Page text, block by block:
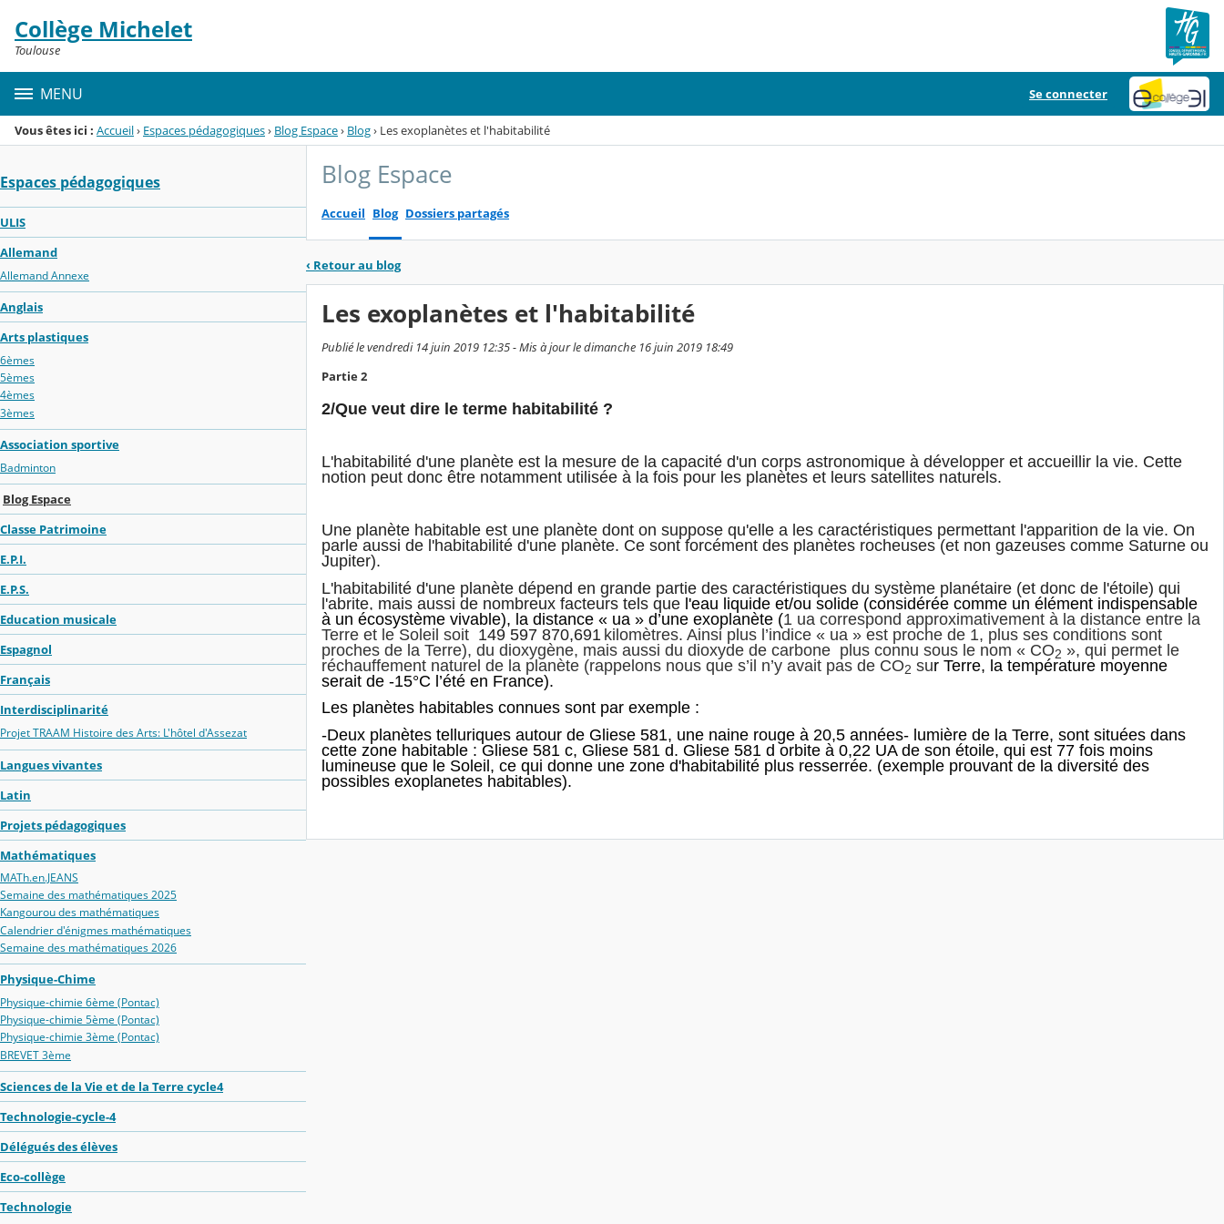
Menu de la rubrique
Contenu
Collège Michelet
Toulouse
MENU Se connecter
Vous êtes ici : Accueil› Espaces pédagogiques› Blog Espace› Blog› Les exoplanètes et l'habitabilité
Espaces pédagogiques
ULIS
Allemand
Allemand Annexe
Anglais
Arts plastiques
6èmes
5èmes
4èmes
3èmes
Association sportive
Badminton
Blog Espace
Classe Patrimoine
E.P.I.
E.P.S.
Education musicale
Espagnol
Français
Interdisciplinarité
Projet TRAAM Histoire des Arts: L'hôtel d'Assezat
Langues vivantes
Latin
Projets pédagogiques
Mathématiques
MATh.en.JEANS
Semaine des mathématiques 2025
Kangourou des mathématiques
Calendrier d'énigmes mathématiques
Semaine des mathématiques 2026
Physique-Chime
Physique-chimie 6ème (Pontac)
Physique-chimie 5ème (Pontac)
Physique-chimie 3ème (Pontac)
BREVET 3ème
Sciences de la Vie et de la Terre cycle4
Technologie-cycle-4
Délégués des élèves
Eco-collège
Technologie
Blog Espace
Accueil Blog Dossiers partagés
‹ Retour au blog
Les exoplanètes et l'habitabilité
Publié le vendredi 14 juin 2019 12:35 - Mis à jour le dimanche 16 juin 2019 18:49
Partie 2
2/Que veut dire le terme habitabilité ?
L'habitabilité d'une planète est la mesure de la capacité d'un corps astronomique à développer et accueillir la vie. Cette
notion peut donc être notamment utilisée à la fois pour les planètes et leurs satellites naturels.
Une planète habitable est une planète dont on suppose qu'elle a les caractéristiques permettant l'apparition de la vie. On
parle aussi de l'habitabilité d'une planète. Ce sont forcément des planètes rocheuses (et non gazeuses comme Saturne ou
Jupiter).
L'habitabilité d'une planète dépend en grande partie des caractéristiques du système planétaire (et donc de l'étoile) qui
l'abrite, mais aussi de nombreux facteurs tels que l'eau liquide et/ou solide (considérée comme un élément indispensable
à un écosystème vivable), la distance « ua » d’une exoplanète (1 ua correspond approximativement à la distance entre la
Terre et le Soleil soit 149 597 870,691 kilomètres. Ainsi plus l’indice « ua » est proche de 1, plus ses conditions sont
proches de la Terre), du dioxygène, mais aussi du dioxyde de carbone plus connu sous le nom « CO2 », qui permet le
réchauffement naturel de la planète (rappelons nous que s’il n’y avait pas de CO2 sur Terre, la température moyenne
serait de -15°C l’été en France).
Les planètes habitables connues sont par exemple :
-Deux planètes telluriques autour de Gliese 581, une naine rouge à 20,5 années- lumière de la Terre, sont situées dans
cette zone habitable : Gliese 581 c, Gliese 581 d. Gliese 581 d orbite à 0,22 UA de son étoile, qui est 77 fois moins
lumineuse que le Soleil, ce qui donne une zone d'habitabilité plus resserrée. (exemple prouvant de la diversité des
possibles exoplanetes habitables).